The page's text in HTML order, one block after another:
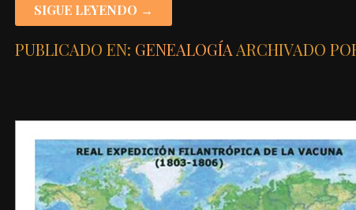
SIGUE LEYENDO →
PUBLICADO EN: GENEALOGÍA ARCHIVADO